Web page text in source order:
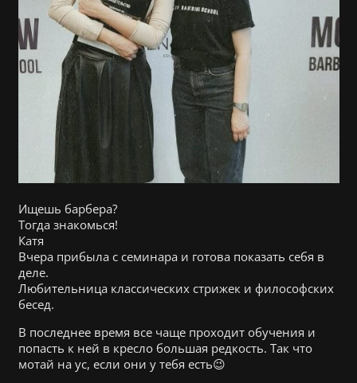
Ищешь барбера?
Тогда знакомься!
Катя
Вчера прибыла с семинара и готова показать себя в
деле.
Любительница классических стрижек и философских
бесед.
В последнее время все чаще проходит обучения и
попасть к ней в кресло большая редкость. Так что
мотай на ус, если они у тебя есть😉